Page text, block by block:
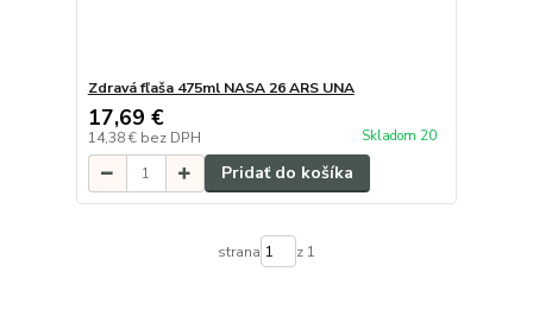
Zdravá fľaša 475ml NASA 26 ARS UNA
17,69 €
14,38 € bez DPH Skladom 20
Pridať do košíka
strana z 1